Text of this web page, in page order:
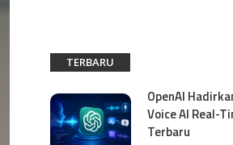
TERBARU
OpenAI
Voice AI Real-
Terbaru